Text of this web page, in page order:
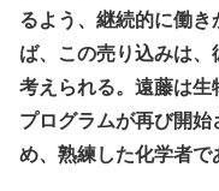
るよう、継続的に働
ば、この売り込みは
考えられる。遠藤は
プログラムが再び開
め、熟練した化学者で